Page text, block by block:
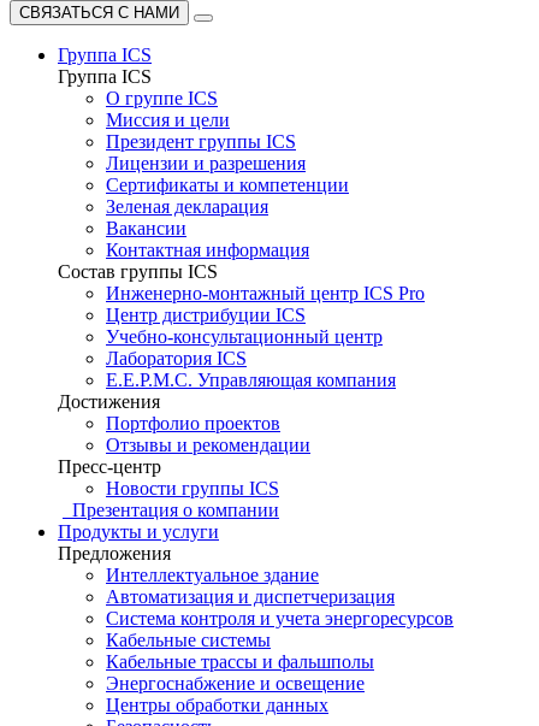
СВЯЗАТЬСЯ С НАМИ
Группа ICS
Группа ICS
О группе ICS
Миссия и цели
Президент группы ICS
Лицензии и разрешения
Сертификаты и компетенции
Зеленая декларация
Вакансии
Контактная информация
Состав группы ICS
Инженерно-монтажный центр ICS Pro
Центр дистрибуции ICS
Учебно-консультационный центр
Лаборатория ICS
E.E.P.M.C. Управляющая компания
Достижения
Портфолио проектов
Отзывы и рекомендации
Пресс-центр
Новости группы ICS
Презентация о компании
Продукты и услуги
Предложения
Интеллектуальное здание
Автоматизация и диспетчеризация
Система контроля и учета энергоресурсов
Кабельные системы
Кабельные трассы и фальшполы
Энергоснабжение и освещение
Центры обработки данных